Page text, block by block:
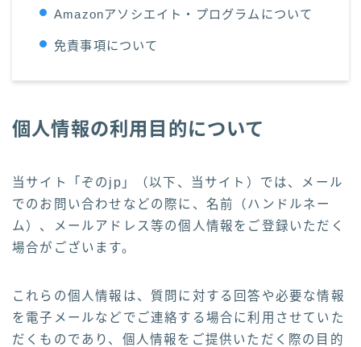
Amazonアソシエイト・プログラムについて
免責事項について
個人情報の利用目的について
当サイト「ぞのjp」（以下、当サイト）では、メール
でのお問い合わせなどの際に、名前（ハンドルネー
ム）、メールアドレス等の個人情報をご登録いただく
場合がございます。
これらの個人情報は、質問に対する回答や必要な情報
を電子メールなどでご連絡する場合に利用させていた
だくものであり、個人情報をご提供いただく際の目的